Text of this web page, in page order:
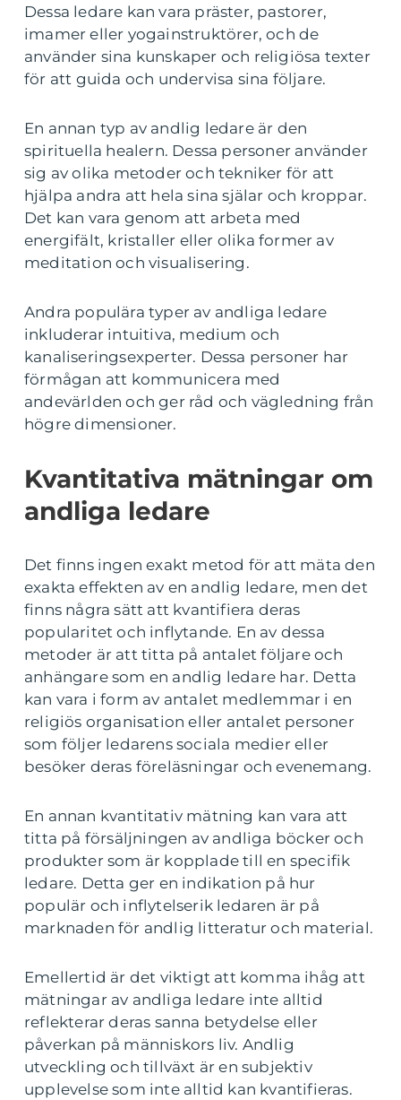
Dessa ledare kan vara präster, pastorer,
imamer eller yogainstruktörer, och de
använder sina kunskaper och religiösa texter
för att guida och undervisa sina följare.
En annan typ av andlig ledare är den
spirituella healern. Dessa personer använder
sig av olika metoder och tekniker för att
hjälpa andra att hela sina själar och kroppar.
Det kan vara genom att arbeta med
energifält, kristaller eller olika former av
meditation och visualisering.
Andra populära typer av andliga ledare
inkluderar intuitiva, medium och
kanaliseringsexperter. Dessa personer har
förmågan att kommunicera med
andevärlden och ger råd och vägledning från
högre dimensioner.
Kvantitativa mätningar om
andliga ledare
Det finns ingen exakt metod för att mäta den
exakta effekten av en andlig ledare, men det
finns några sätt att kvantifiera deras
popularitet och inflytande. En av dessa
metoder är att titta på antalet följare och
anhängare som en andlig ledare har. Detta
kan vara i form av antalet medlemmar i en
religiös organisation eller antalet personer
som följer ledarens sociala medier eller
besöker deras föreläsningar och evenemang.
En annan kvantitativ mätning kan vara att
titta på försäljningen av andliga böcker och
produkter som är kopplade till en specifik
ledare. Detta ger en indikation på hur
populär och inflytelserik ledaren är på
marknaden för andlig litteratur och material.
Emellertid är det viktigt att komma ihåg att
mätningar av andliga ledare inte alltid
reflekterar deras sanna betydelse eller
påverkan på människors liv. Andlig
utveckling och tillväxt är en subjektiv
upplevelse som inte alltid kan kvantifieras.